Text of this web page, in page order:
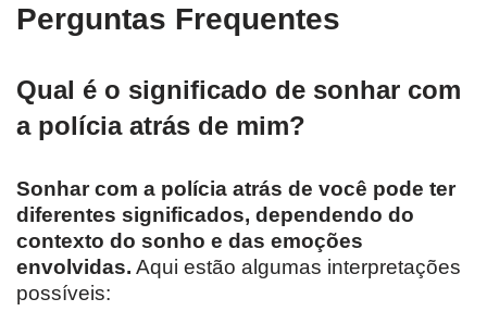
Perguntas Frequentes
Qual é o significado de sonhar com
a polícia atrás de mim?
Sonhar com a polícia atrás de você pode ter
diferentes significados, dependendo do
contexto do sonho e das emoções
envolvidas. Aqui estão algumas interpretações
possíveis: